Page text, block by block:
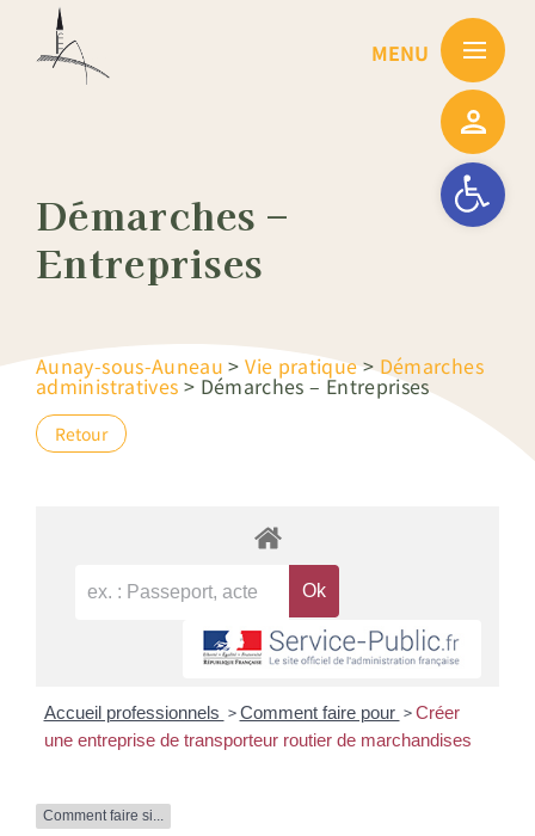
Ouvrir la
Démarches –
Entreprises
Aunay-sous-Auneau >Vie pratique>Démarches
administratives > Démarches – Entreprises
Retour
Accueil professionnels > Comment faire pour > Créer
une entreprise de transporteur routier de marchandises
Comment faire si...